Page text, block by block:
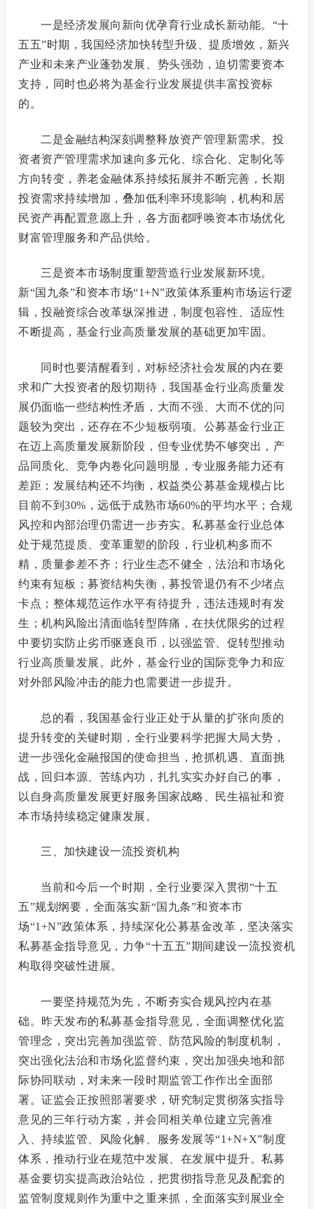
一是经济发展向新向优孕育行业成长新动能。 “十
五五”时期，我国经济加快转型升级、提质增效，新兴
产业和未来产业蓬勃发展、势头强劲，迫切需要资本
支持，同时也必将为基金行业发展提供丰富投资标
的。
二是金融结构深刻调整释放资产管理新需求。 投
资者资产管理需求加速向多元化、综合化、定制化等
方向转变，养老金融体系持续拓展并不断完善，长期
投资需求持续增加，叠加低利率环境影响，机构和居
民资产再配置意愿上升，各方面都呼唤资本市场优化
财富管理服务和产品供给。
三是资本市场制度重塑营造行业发展新环境。
新“国九条”和资本市场“1+N”政策体系重构市场运行逻
辑，投融资综合改革纵深推进，制度包容性、适应性
不断提高，基金行业高质量发展的基础更加牢固。
同时也要清醒看到，对标经济社会发展的内在要
求和广大投资者的殷切期待，我国基金行业高质量发
展仍面临一些结构性矛盾，大而不强、大而不优的问
题较为突出，还存在不少短板弱项。 公募基金行业正
在迈上高质量发展新阶段，但专业优势不够突出，产
品同质化、竞争内卷化问题明显，专业服务能力还有
差距；发展结构还不均衡，权益类公募基金规模占比
目前不到30%，远低于成熟市场60%的平均水平；合规
风控和内部治理仍需进一步夯实。私募基金行业总体
处于规范提质、变革重塑的阶段，行业机构多而不
精，质量参差不齐；行业生态不健全，法治和市场化
约束有短板；募资结构失衡，募投管退仍有不少堵点
卡点；整体规范运作水平有待提升，违法违规时有发
生；机构风险出清面临转型阵痛，在扶优限劣的过程
中要切实防止劣币驱逐良币，以强监管、促转型推动
行业高质量发展。此外，基金行业的国际竞争力和应
对外部风险冲击的能力也需要进一步提升。
总的看，我国基金行业正处于从量的扩张向质的
提升转变的关键时期 ，全行业要科学把握大局大势，
进一步强化金融报国的使命担当，抢抓机遇、直面挑
战，回归本源、苦练内功，扎扎实实办好自己的事，
以自身高质量发展更好服务国家战略、民生福祉和资
本市场持续稳定健康发展。
三、加快建设一流投资机构
当前和今后一个时期，全行业要深入贯彻“十五
五”规划纲要，全面落实新“国九条”和资本市
场“1+N”政策体系，持续深化公募基金改革，坚决落实
私募基金指导意见，力争“十五五”期间建设一流投资机
构取得突破性进展。
一要坚持规范为先，不断夯实合规风控内在基
础。 昨天发布的私募基金指导意见，全面调整优化监
管理念，突出完善加强监管、防范风险的制度机制，
突出强化法治和市场化监督约束，突出加强央地和部
际协同联动，对未来一段时期监管工作作出全面部
署。证监会正按照部署要求，研究制定贯彻落实指导
意见的三年行动方案，并会同相关单位建立完善准
入、持续监管、风险化解、服务发展等“1+N+X”制度
体系，推动行业在规范中发展、在发展中提升。私募
基金要切实提高政治站位，把贯彻指导意见及配套的
监管制度规则作为重中之重来抓，全面落实到展业全